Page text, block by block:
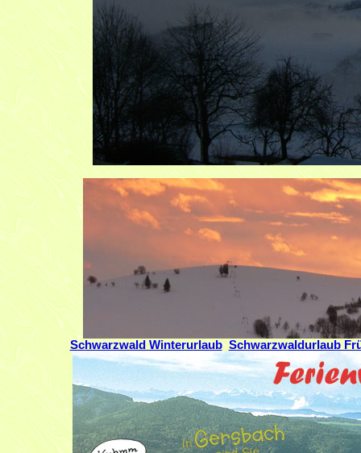
Schwarzwald Winterurlaub Schwarzwaldurlaub